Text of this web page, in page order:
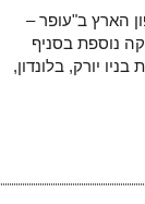
הארץ ב"עופר –
נוספת בסניף
יורק, בלונדון,